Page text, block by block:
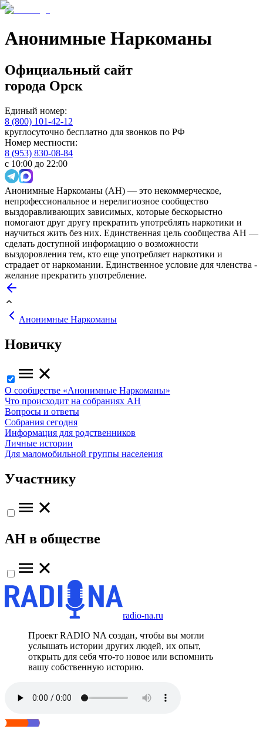
Анонимные Наркоманы
Официальный сайт
города Орск
Единый номер:
8 (800) 101-42-12
круглосуточно бесплатно для звонков по РФ
Номер местности:
8 (953) 830-08-84
с 10:00 до 22:00
Анонимные Наркоманы (АН) — это некоммерческое,
непрофессиональное и нерелигиозное сообщество
выздоравливающих зависимых, которые бескорыстно
помогают друг другу прекратить употреблять наркотики и
научиться жить без них. Единственная цель сообщества АН —
сделать доступной информацию о возможности
выздоровления тем, кто еще употребляет наркотики и
страдает от наркомании. Единственное условие для членства -
желание прекратить употребление.
Анонимные Наркоманы
Новичку
О сообществе «Анонимные Наркоманы»
Что происходит на собраниях АН
Вопросы и ответы
Собрания сегодня
Информация для родственников
Личные истории
Для маломобильной группы населения
Участнику
АН в обществе
radio-na.ru
Проект RADIO NA создан, чтобы вы могли
услышать истории других людей, их опыт,
открыть для себя что-то новое или вспомнить
вашу собственную историю.